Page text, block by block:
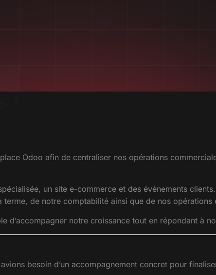
Odoo afin de centraliser nos opérations
un site e-commerce et des événements
de notre comptabilité ainsi que de nos opérations
d’accompagner notre croissance tout en répondant à
besoin d’un accompagnement concret pour